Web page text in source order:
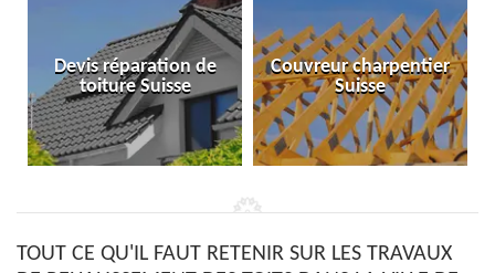
Devis réparation de
toiture Suisse
Couvreur charpentier
Suisse
TOUT CE QU'IL FAUT RETENIR SUR LES TRAVAUX